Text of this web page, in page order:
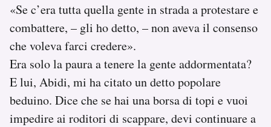
«Se c’era tutta quella gente in strada a protestare e
combattere, – gli ho detto, – non aveva il consenso
che voleva farci credere».
Era solo la paura a tenere la gente addormentata?
E lui, Abidi, mi ha citato un detto popolare
beduino. Dice che se hai una borsa di topi e vuoi
impedire ai roditori di scappare, devi continuare a